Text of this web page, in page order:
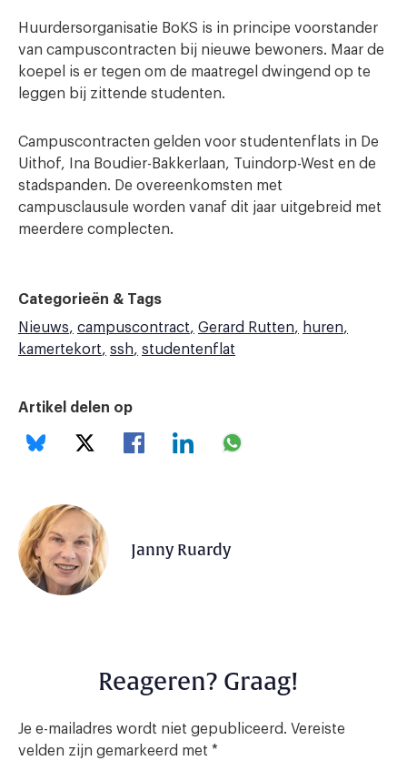
Huurdersorganisatie BoKS is in principe voorstander
van campuscontracten bij nieuwe bewoners. Maar de
koepel is er tegen om de maatregel dwingend op te
leggen bij zittende studenten.
Campuscontracten gelden voor studentenflats in De
Uithof, Ina Boudier-Bakkerlaan, Tuindorp-West en de
stadspanden. De overeenkomsten met
campusclausule worden vanaf dit jaar uitgebreid met
meerdere complecten.
Categorieën & Tags
Nieuws
campuscontract Gerard Rutten
huren
kamertekort
ssh studentenflat
Artikel delen op
Janny Ruardy
Reageren? Graag!
Je e-mailadres wordt niet gepubliceerd. Vereiste
velden zijn gemarkeerd met *